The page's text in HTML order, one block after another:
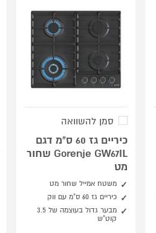
סמן להשוואה
כיריים גז 60 ס"מ דגם
Gorenje GW67IL שחור
מט
משטח אמייל שחור מט
כיריים גז 60 ס"מ עם ווק
מבער גדול בעוצמה של 3.5
קוט"ש